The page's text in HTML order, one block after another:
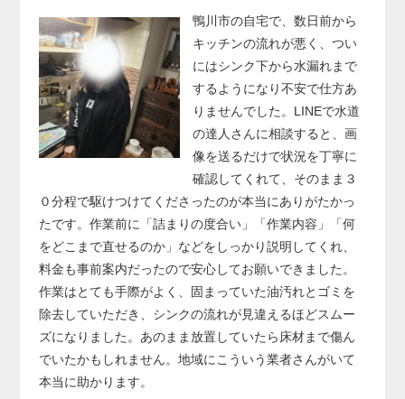
鴨川市の自宅で、数日前から
キッチンの流れが悪く、つい
にはシンク下から水漏れまで
するようになり不安で仕方あ
りませんでした。LINEで水道
の達人さんに相談すると、画
像を送るだけで状況を丁寧に
確認してくれて、そのまま３
０分程で駆けつけてくださったのが本当にありがたかっ
たです。作業前に「詰まりの度合い」「作業内容」「何
をどこまで直せるのか」などをしっかり説明してくれ、
料金も事前案内だったので安心してお願いできました。
作業はとても手際がよく、固まっていた油汚れとゴミを
除去していただき、シンクの流れが見違えるほどスムー
ズになりました。あのまま放置していたら床材まで傷ん
でいたかもしれません。地域にこういう業者さんがいて
本当に助かります。